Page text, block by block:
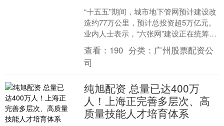
“十五五”期间，城市地下管网预计建设改
造约77万公里，预计总投资超5万亿元。
业内人士表示，“六张网”建设正在统筹推
进，每年将有万亿级投资流向地下管网
产业链，相关....
查看： 190 分类： 广州股票配资公
司
纯旭配资 总量已达400万
人！上海正完善多层次、高
质量技能人才培育体系